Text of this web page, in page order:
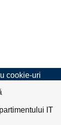
cookie-uri
IT